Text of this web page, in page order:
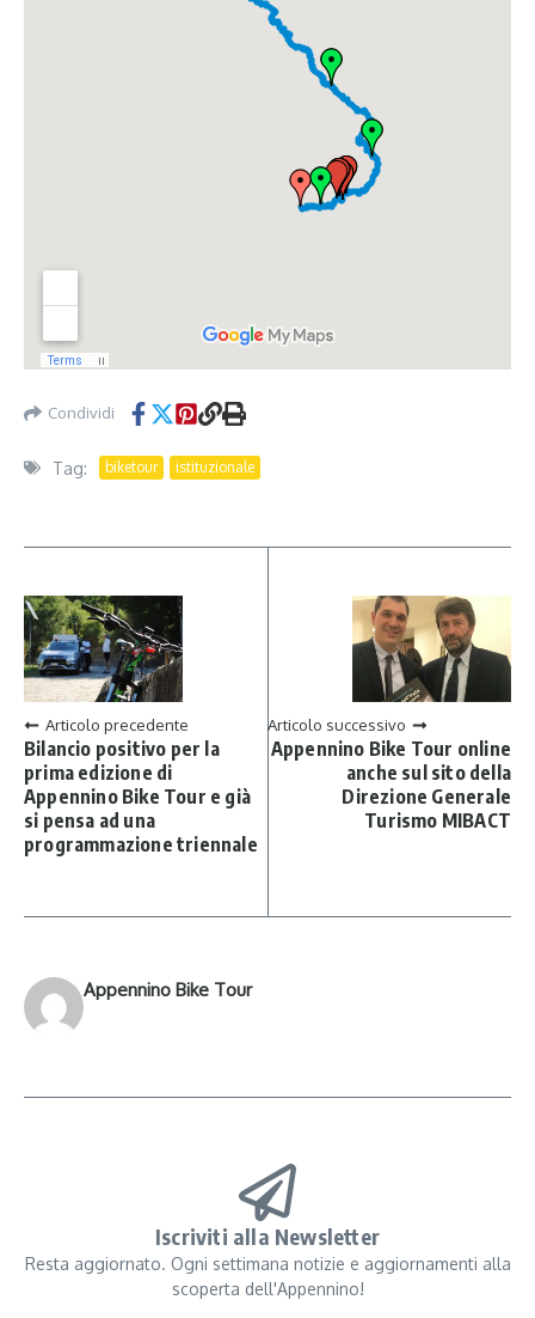
Condividi
Tag: biketour istituzionale
Articolo precedente
Bilancio positivo per la
prima edizione di
Appennino Bike Tour e già
si pensa ad una
programmazione triennale
Articolo successivo
Appennino Bike Tour online
anche sul sito della
Direzione Generale
Turismo MIBACT
Appennino Bike Tour
Iscriviti alla Newsletter
Resta aggiornato. Ogni settimana notizie e aggiornamenti alla
scoperta dell'Appennino!